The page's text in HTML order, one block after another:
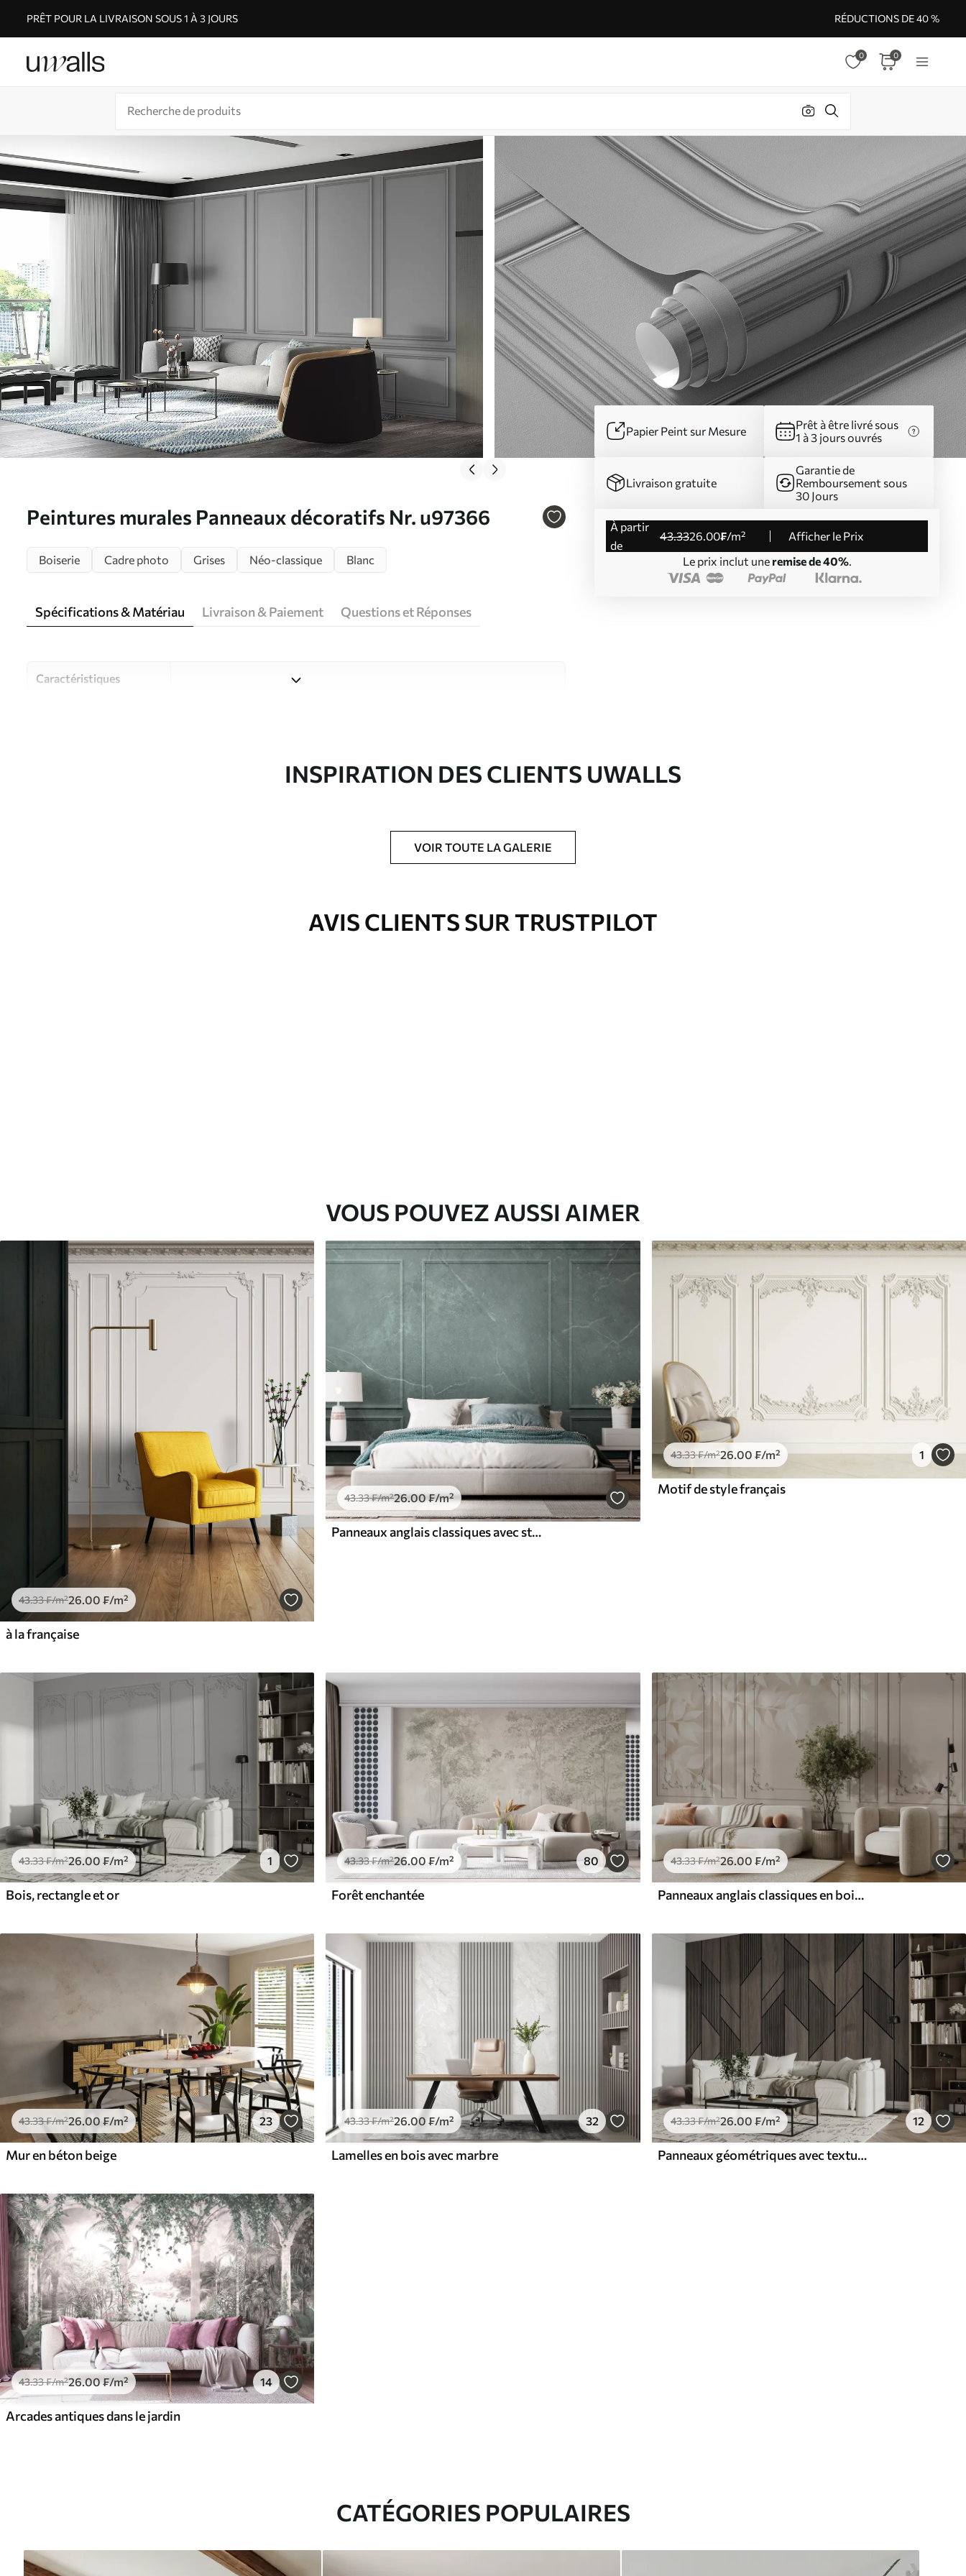
PRÊT POUR LA LIVRAISON SOUS 1 À 3 JOURS RÉDUCTIONS DE 40 %
0 0
Peintures murales Panneaux décoratifs Nr. u97366
Papier Peint sur Mesure
Prêt à être livré sous
1 à 3 jours ouvrés
Livraison gratuite
Garantie de
Remboursement sous
30 Jours
à partir
de
43.3326.00₣/m²
Afficher le Prix
Le prix inclut une remise de 40%.
Boiserie Cadre photo Grises Néo-classique Blanc
Spécifications & Matériau Livraison & Paiement Questions et Réponses
Caractéristiques
Studio de design Uwalls
Imprimé sur commande et livré en rouleaux jusqu’à 50 cm de large.
INSPIRATION DES CLIENTS UWALLS
VOIR TOUTE LA GALERIE
AVIS CLIENTS SUR TRUSTPILOT
VOUS POUVEZ AUSSI AIMER
43.33₣/m²26.00 ₣/m²
à la française
43.33₣/m²26.00₣/m²
Panneaux anglais classiques avec structure en marbre de Boiserie
43.33₣/m²26.00 ₣/m² 1
Motif de style français
43.33₣/m²26.00 ₣/m² 1
Bois, rectangle et or
43.33₣/m²26.00 ₣/m² 80
Forêt enchantée
43.33₣/m²26 .00 ₣/m²
Panneaux anglais classiques en boiserie avec feuilles
43.33₣/m²26.00 ₣/m² 23
Mur en béton beige
43.33₣/m²26.00 ₣/m² 32
Lamelles en bois avec marbre
43.33₣/m²26.00 ₣/m² 12
Panneaux géométriques avec texture bois
43.33₣/m²26.00₣/m² 14
Arcades antiques dans le jardin
CATÉGORIES POPULAIRES